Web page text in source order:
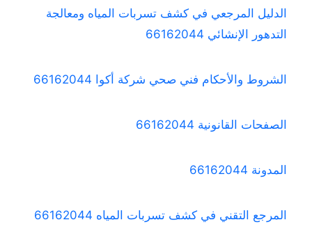
الدليل المرجعي في كشف تسربات المياه ومعالجة
التدهور الإنشائي 66162044
الشروط والأحكام فني صحي شركة أكوا 66162044
الصفحات القانونية 66162044
المدونة 66162044
المرجع التقني في كشف تسربات المياه 66162044